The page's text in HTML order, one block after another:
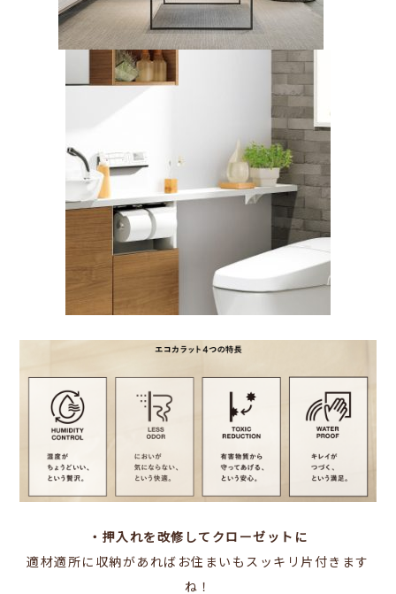
・押入れを改修してクローゼットに
適材適所に収納があればお住まいもスッキリ片付きます
ね！